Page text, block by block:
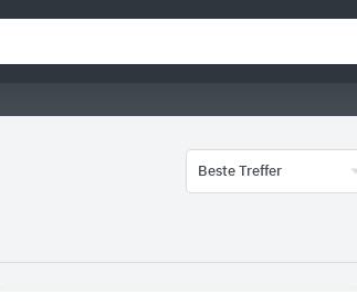
Beste Treffer